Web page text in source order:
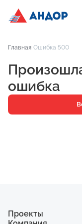
Проекты
Квартиры
Паркинг
Кладовые
Главная Ошибка 500
ошибка
Проекты